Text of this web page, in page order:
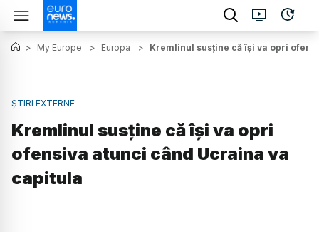
> My Europe > Europa > Kremlinul susține că îşi va opri
ȘTIRI EXTERNE
Kremlinul susține că îşi va opri
ofensiva atunci când Ucraina va
capitula